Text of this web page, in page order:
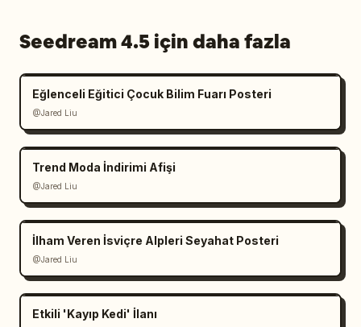
Seedream 4.5 için daha fazla
Eğlenceli Eğitici Çocuk Bilim Fuarı Posteri
@Jared Liu
Trend Moda İndirimi Afişi
@Jared Liu
İlham Veren İsviçre Alpleri Seyahat Posteri
@Jared Liu
Etkili 'Kayıp Kedi' İlanı